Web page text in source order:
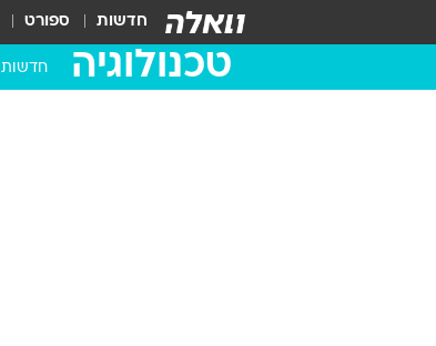
חדשות ספורט
טכנולוגיה חדשות